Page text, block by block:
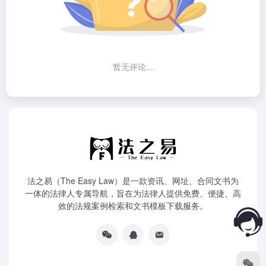
暂无评论...
法之易（The Easy Law）是一款资讯、网址、合同文书为
一体的法律人专属导航，旨在为法律人提供免费、便捷、高
效的法规案例检索和文书模板下载服务。